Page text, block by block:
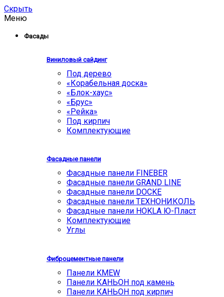
Скрыть
Меню
Фасады
Виниловый сайдинг
Под дерево
«Корабельная доска»
«Блок-хаус»
«Брус»
«Рейка»
Под кирпич
Комплектующие
Фасадные панели
Фасадные панели FINEBER
Фасадные панели GRAND LINE
Фасадные панели DOCKE
Фасадные панели ТЕХНОНИКОЛЬ
Фасадные панели HOKLA Ю-Пласт
Комплектующие
Углы
Фиброцементные панели
Панели KMEW
Панели КАНЬОН под камень
Панели КАНЬОН под кирпич